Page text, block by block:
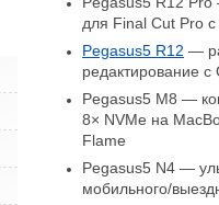
для Final Cut Pro
Pegasus5 R12 —
редактирование
Pegasus5 M8 —
8× NVMe на
Flame
Pegasus5 N4 —
мобильного/